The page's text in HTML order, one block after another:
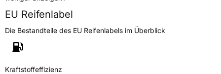
Herstellerkontakt
Continental Reifen Deutschland GmbH,
Continental-Plaza 1 30175 Hannover
Customerservice_Tires@conti.de
EU Reifenlabel
Die Bestandteile des EU Reifenlabels im Überblick
Kraftstoffeffizienz